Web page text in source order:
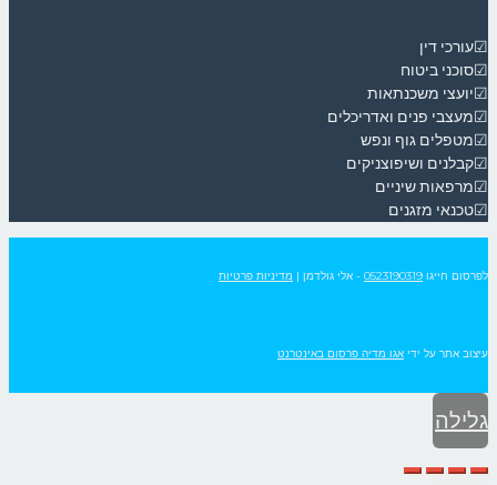
☑עורכי דין
☑סוכני ביטוח
☑יועצי משכנתאות
☑מעצבי פנים ואדריכלים
☑מטפלים גוף ונפש
☑קבלנים ושיפוצניקים
☑מרפאות שיניים
☑טכנאי מזגנים
לפרסום חייגו 0523190319 - אלי גולדמן | מדיניות פרטיות
עיצוב אתר על ידי אגו מדיה פרסום באינטרנט
גלילה
לראש